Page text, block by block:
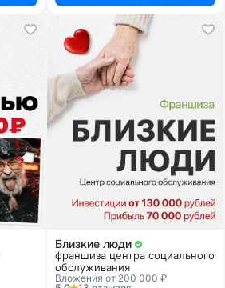
Близкие люди
франшиза центра социального
обслуживания
Вложения от 200 000 ₽